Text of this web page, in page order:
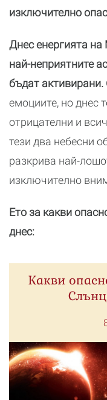
изключително
Днес енергията
най-неприятните
бъдат активирани.
емоциите, но днес
отрицателни и
тези два небесни
разкрива най-
изключително
Ето за какви
днес:
Какви